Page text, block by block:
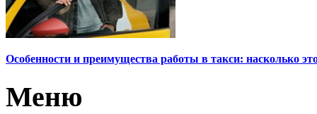
Особенности и преимущества работы в такси: насколько
Меню